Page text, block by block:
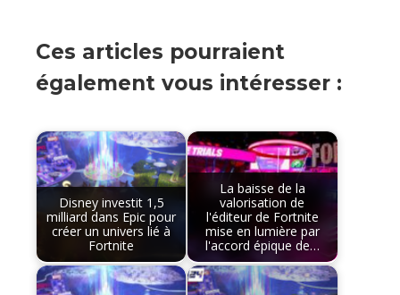
Ces articles pourraient
également vous intéresser :
Disney investit 1,5
milliard dans Epic pour
créer un univers lié à
Fortnite
La baisse de la
valorisation de
l'éditeur de Fortnite
mise en lumière par
l'accord épique de…